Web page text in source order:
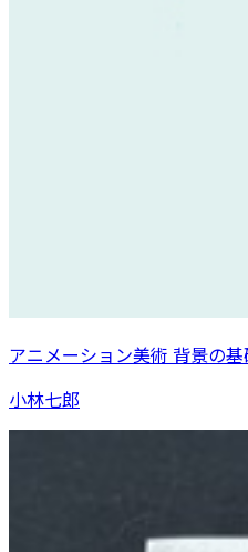
アニメーション美術 背景の
小林七郎